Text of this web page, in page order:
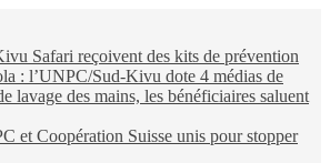
Safari reçoivent des kits de prévention
: l’UNPC/Sud-Kivu dote 4 médias de
lavage des mains, les bénéficiaires saluent
et Coopération Suisse unis pour stopper